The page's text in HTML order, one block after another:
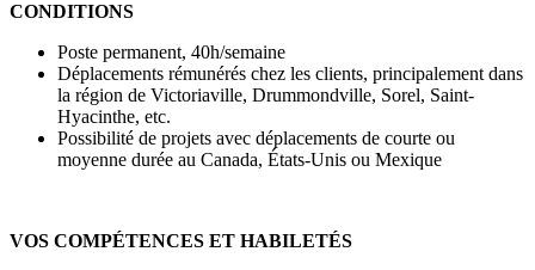
CONDITIONS
Poste permanent, 40h/semaine
Déplacements rémunérés chez les clients, principalement dans
la région de Victoriaville, Drummondville, Sorel, Saint-
Hyacinthe, etc.
Possibilité de projets avec déplacements de courte ou
moyenne durée au Canada, États-Unis ou Mexique
VOS COMPÉTENCES ET HABILETÉS